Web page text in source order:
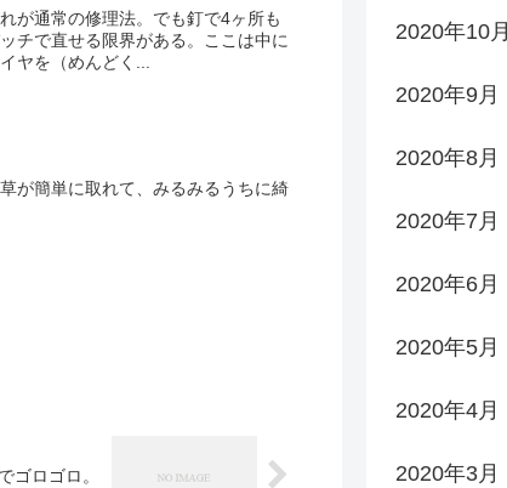
が通常の修理法。でも釘で4ヶ所も
チで直せる限界がある。ここは中に
ヤを（めんどく...
が簡単に取れて、みるみるうちに綺
ゴロゴロ。
2020年10月
2020年9月
2020年8月
2020年7月
2020年6月
2020年5月
2020年4月
2020年3月